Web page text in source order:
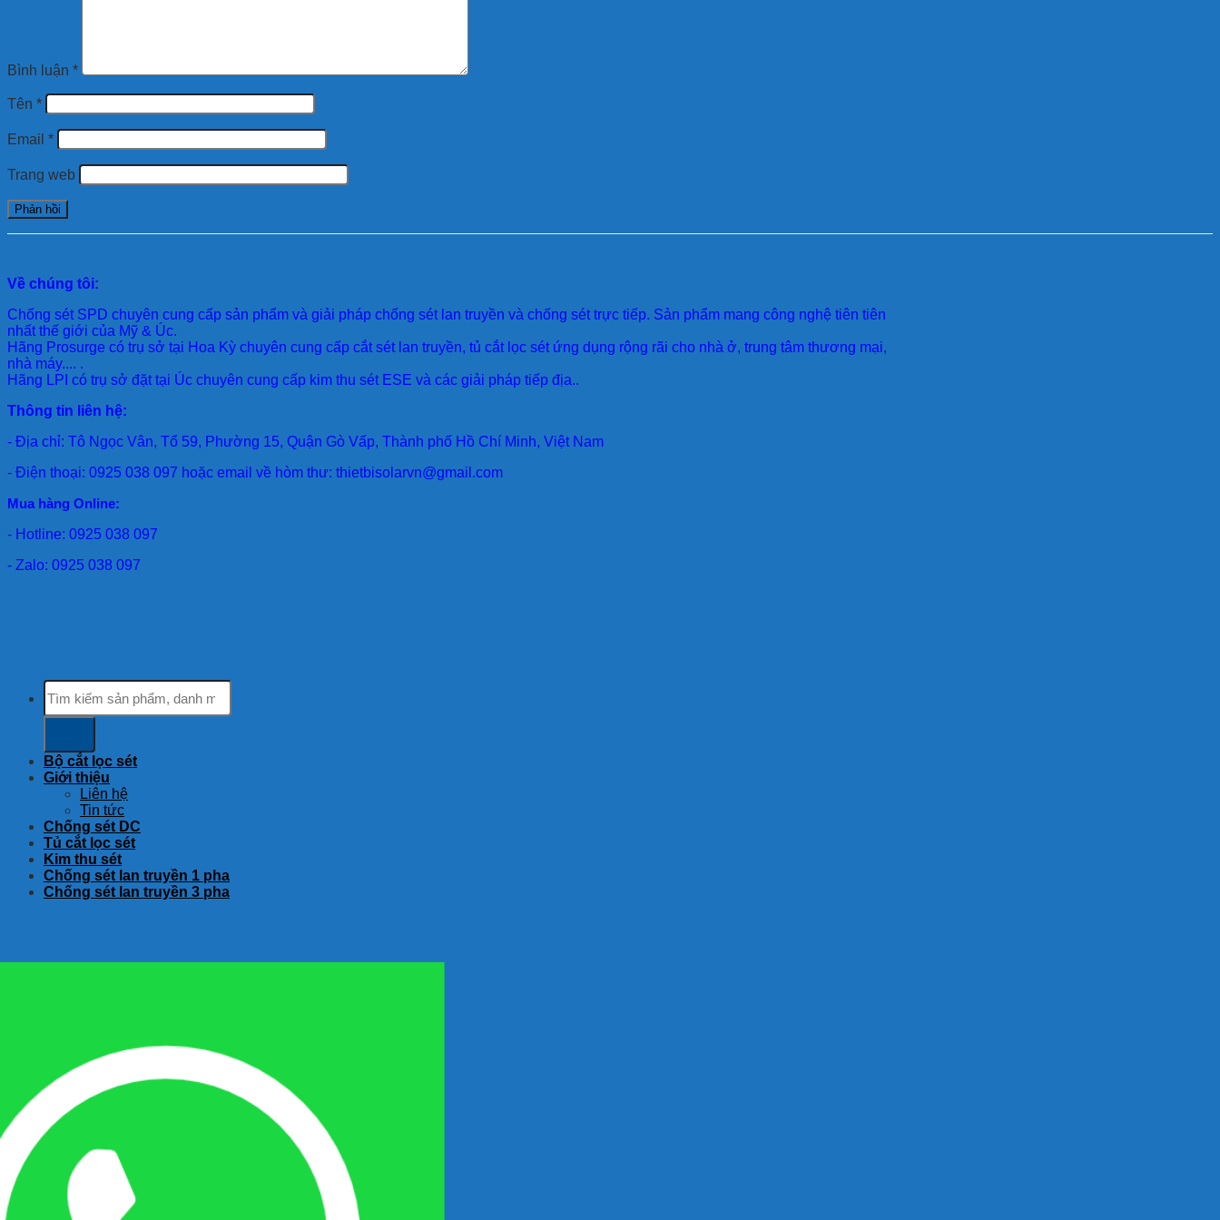
Bình luận *
Tên *
Email *
Trang web
Về chúng tôi:
Chống sét SPD chuyên cung cấp sản phẩm và giải pháp chống sét lan truyền và chống sét trực tiếp. Sản phẩm mang công nghệ tiên tiên
nhất thế giới của Mỹ & Úc.
Hãng Prosurge có trụ sở tại Hoa Kỳ chuyên cung cấp cắt sét lan truyền, tủ cắt lọc sét ứng dụng rộng rãi cho nhà ở, trung tâm thương mại,
nhà máy.... .
Hãng LPI có trụ sở đặt tại Úc chuyên cung cấp kim thu sét ESE và các giải pháp tiếp địa..
Thông tin liên hệ:
- Địa chỉ: Tô Ngọc Vân, Tổ 59, Phường 15, Quận Gò Vấp, Thành phố Hồ Chí Minh, Việt Nam
- Điện thoại: 0925 038 097 hoặc email về hòm thư: thietbisolarvn@gmail.com
Mua hàng Online:
- Hotline: 0925 038 097
- Zalo: 0925 038 097
Tìm
kiếm:
Bộ cắt lọc sét
Giới thiệu
Liên hệ
Tin tức
Chống sét DC
Tủ cắt lọc sét
Kim thu sét
Chống sét lan truyền 1 pha
Chống sét lan truyền 3 pha